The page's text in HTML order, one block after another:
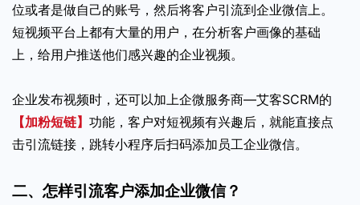
位或者是做自己的账号，然后将客户引流到企业微信上。
短视频平台上都有大量的用户，在分析客户画像的基础
上，给用户推送他们感兴趣的企业视频。
企业发布视频时，还可以加上企微服务商—艾客SCRM的
【加粉短链】 功能，客户对短视频有兴趣后，就能直接点
击引流链接，跳转小程序后扫码添加员工企业微信。
二、怎样引流客户添加企业微信？